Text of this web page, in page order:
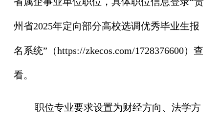
州省2025年定向部分高校选调优秀毕业生报
名系统”（https://zkecos.com/1728376600）查
看。
职位专业要求设置为财经方向、法学方